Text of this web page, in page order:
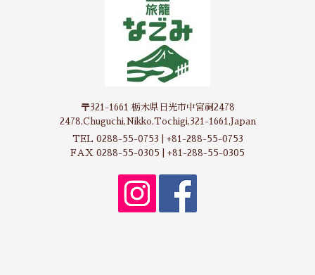
〒321-1661 栃木県日光市中宮祠2478
2478,Chuguchi,Nikko,Tochigi,321-1661,Japan
TEL 0288-55-0753 | +81-288-55-0753
FAX 0288-55-0305 | +81-288-55-0305